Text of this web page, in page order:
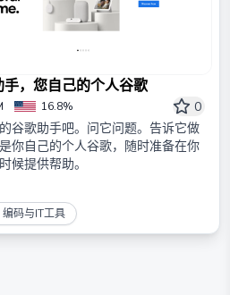
手，您自己的个人谷歌
16.8%
0
谷歌助手吧。问它问题。告诉它做
你自己的个人谷歌，随时准备在你
候提供帮助。
码与IT工具